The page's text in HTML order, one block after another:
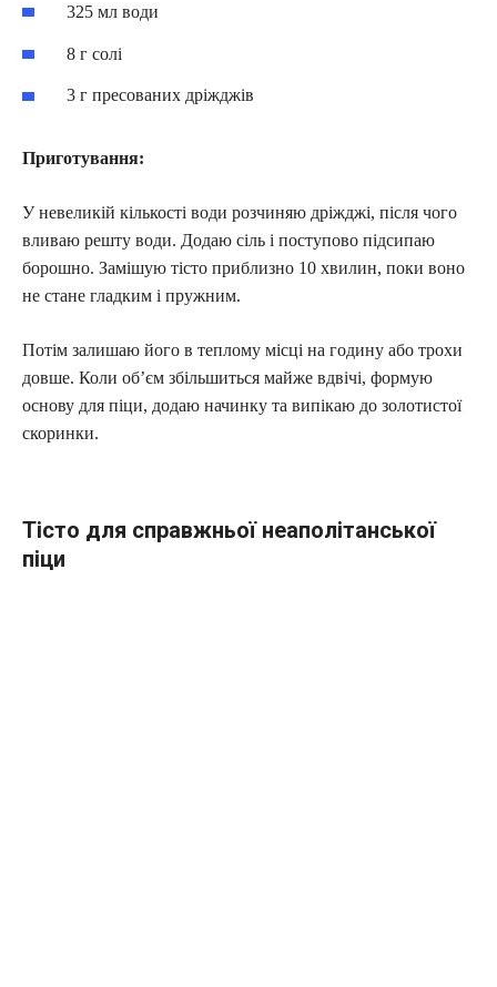
325 мл води
8 г солі
3 г пресованих дріжджів
Приготування:
У невеликій кількості води розчиняю дріжджі, після чого
вливаю решту води. Додаю сіль і поступово підсипаю
борошно. Замішую тісто приблизно 10 хвилин, поки воно
не стане гладким і пружним.
Потім залишаю його в теплому місці на годину або трохи
довше. Коли об’єм збільшиться майже вдвічі, формую
основу для піци, додаю начинку та випікаю до золотистої
скоринки.
Тісто для справжньої неаполітанської
піци